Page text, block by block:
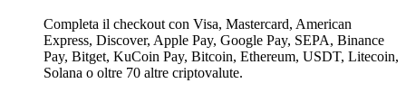
Completa il checkout con Visa, Mastercard, American
Express, Discover, Apple Pay, Google Pay, SEPA, Binance
Pay, Bitget, KuCoin Pay, Bitcoin, Ethereum, USDT, Litecoin,
Solana o oltre 70 altre criptovalute.